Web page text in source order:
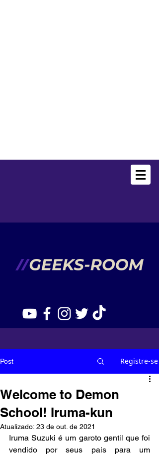
Post Registre-se
Welcome to Demon
School! Iruma-kun
Atualizado: 23 de out. de 2021
Iruma Suzuki é um garoto gentil que foi